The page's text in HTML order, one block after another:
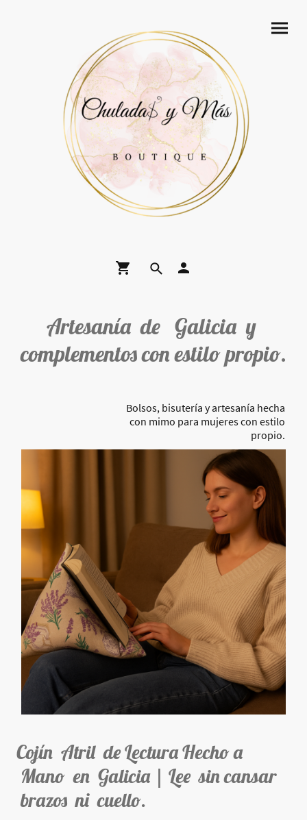
Artesanía de Galicia y
complementos con estilo propio.
Bolsos, bisutería y artesanía hecha
con mimo para mujeres con estilo
propio.
Cojín Atril de Lectura Hecho a
Mano en Galicia | Lee sin cansar
brazos ni cuello.